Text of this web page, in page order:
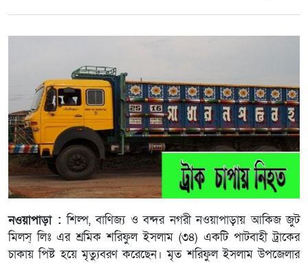
নওয়াপাড়া : শিল্প, বাণিজ্য ও বন্দর নগরী নওয়াপাড়ায় আকিজ জুট
মিলস্ লিঃ এর শ্রমিক শরিফুল ইসলাম (৩৪) একটি পাটবাহী ট্রাকের
চাকায় পিষ্ট হয়ে মৃত্যুবরণ করেছেন। মৃত শরিফুল ইসলাম উপজেলার